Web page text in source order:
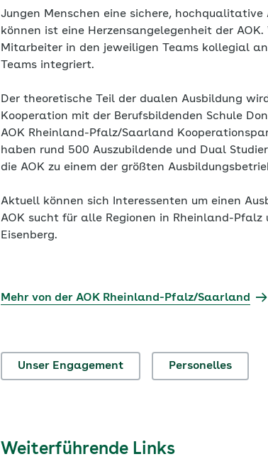
Jungen Menschen eine sichere,
können ist eine Herzensangelegenheit der
Mitarbeiter in den jeweiligen Teams kollegial
Teams integriert.
Der theoretische Teil der dualen Ausbildung
Kooperation mit der Berufsbildenden Schule
AOK Rheinland-Pfalz/Saarland
haben rund 500 Auszubildende und Dual
die AOK zu einem der größten
Aktuell können sich Interessenten um einen
AOK sucht für alle Regionen in Rheinland-
Eisenberg.
Mehr von der AOK Rheinland-Pfalz/Saarland
Unser Engagement Personelles
Weiterführende Links